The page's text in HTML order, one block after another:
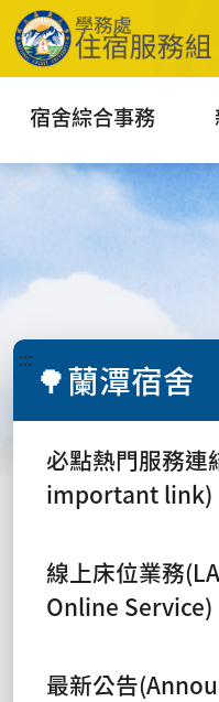
宿舍綜合事務
::: 🌳蘭潭宿舍
必點熱門服務連
important link)
線上床位業務
Online Service)
最新公告